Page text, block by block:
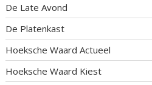
De Late Avond
De Platenkast
Hoeksche Waard Actueel
Hoeksche Waard Kiest